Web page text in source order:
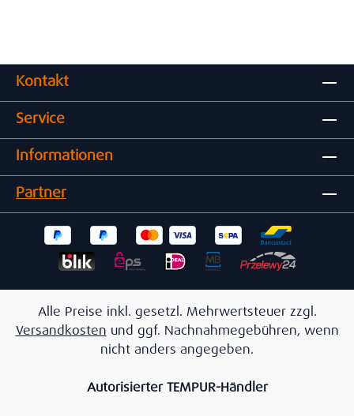
Kontakt
Service
Informationen
Partner
Alle Preise inkl. gesetzl. Mehrwertsteuer zzgl.
Versandkosten und ggf. Nachnahmegebühren, wenn
nicht anders angegeben.
Autorisierter TEMPUR-Händler